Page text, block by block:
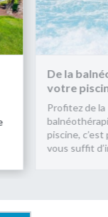
De la
votre
Profitez de la
piscine, c’est
vous suffit